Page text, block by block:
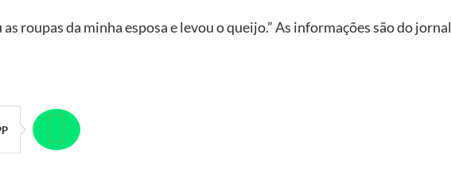
roupas da minha esposa e levou o queijo.” As informações são do jornal